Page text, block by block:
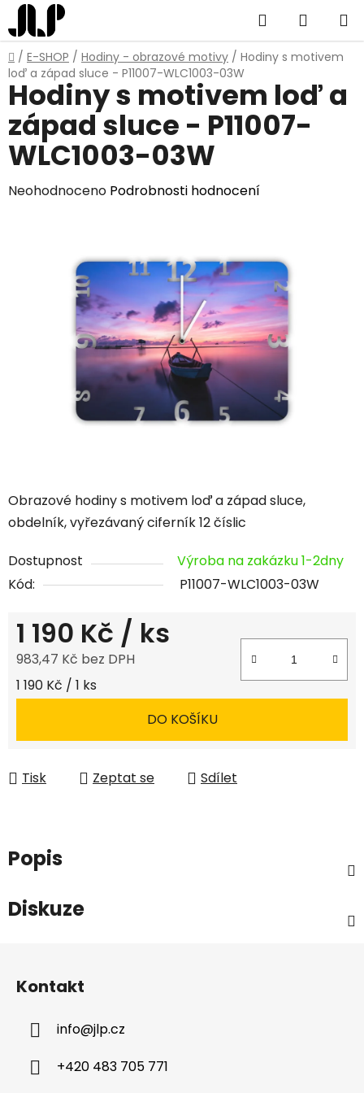
Přejít
na
obsah
Hledat
KOŠÍK
Domů
/ E-SHOP / Hodiny - obrazové motivy / Hodiny s motivem
loď a západ sluce - P11007-WLC1003-03W
Obrazové hodiny s motivem loď a západ sluce,
obdelník, vyřezávaný ciferník 12 číslic
Dostupnost
Výroba na zakázku 1-2dny
Kód:
P11007-WLC1003-03W
1 190 Kč / ks
983,47 Kč bez DPH
Měrná cena:
1 190 Kč / 1 ks
DO KOŠÍKU
Tisk Zeptat se Sdílet
Hodiny s motivem loď a
západ sluce - P11007-
WLC1003-03W
Průměrné
Neohodnoceno Podrobnosti hodnocení
Popis
Diskuze
Kontakt
info@jlp.cz
+420 483 705 771